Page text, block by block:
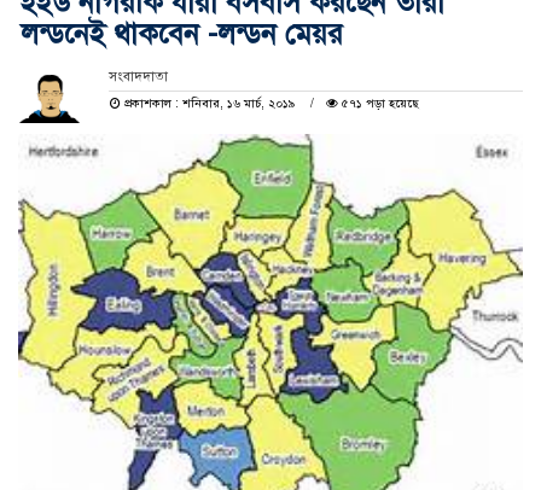
লন্ডনেই থাকবেন -লন্ডন মেয়র
সংবাদদাতা
প্রকাশকাল : শনিবার, ১৬ মার্চ, ২০১৯
৫৭১ পড়া হয়েছে